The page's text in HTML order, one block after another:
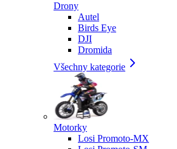
Drony
Autel
Birds Eye
DJI
Dromida
Všechny kategorie
Motorky
Losi Promoto-MX